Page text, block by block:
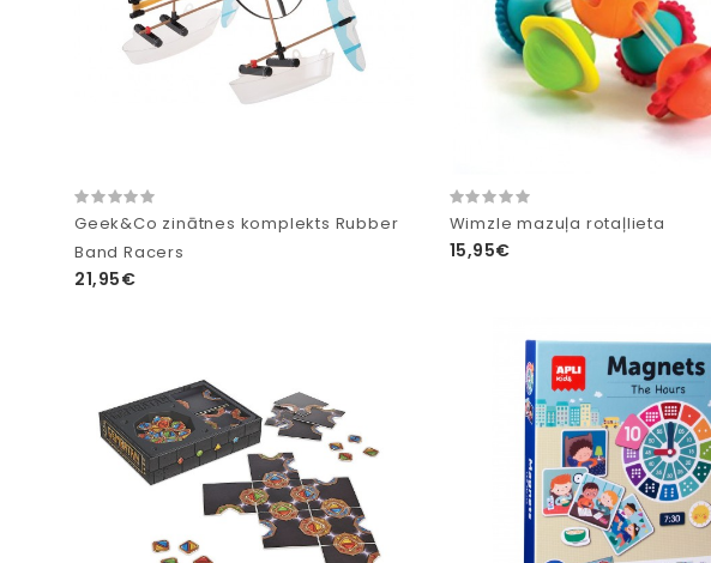
Geek&Co zinātnes komplekts Rubber
Band Racers
21,95€
Wimzle mazuļa rotaļlieta
15,95€